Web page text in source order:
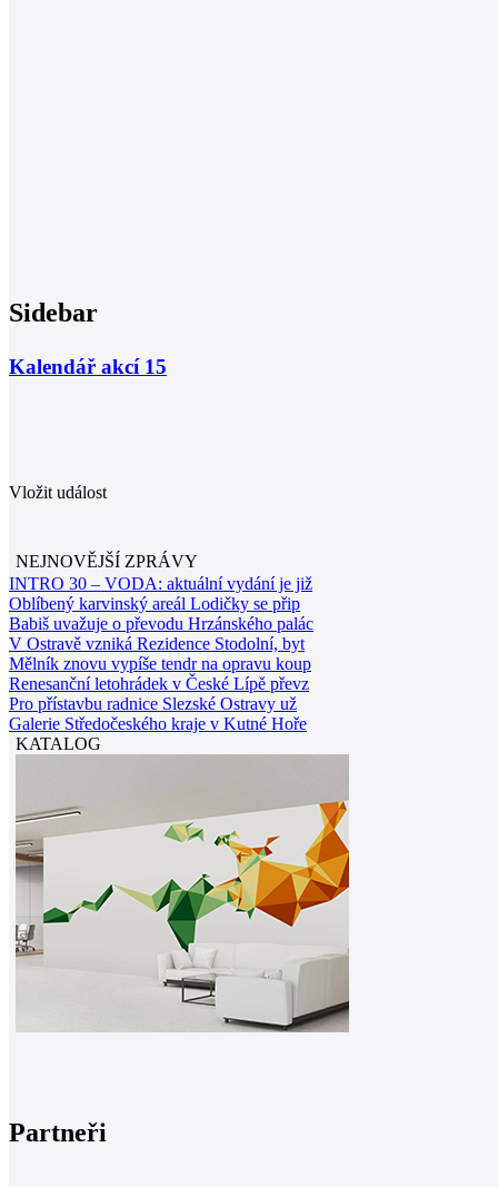
Sidebar
Kalendář akcí 15
Vložit událost
NEJNOVĚJŠÍ ZPRÁVY
INTRO 30 – VODA: aktuální vydání je již
Oblíbený karvinský areál Lodičky se přip
Babiš uvažuje o převodu Hrzánského palác
V Ostravě vzniká Rezidence Stodolní, byt
Mělník znovu vypíše tendr na opravu koup
Renesanční letohrádek v České Lípě převz
Pro přístavbu radnice Slezské Ostravy už
Galerie Středočeského kraje v Kutné Hoře
KATALOG
Partneři